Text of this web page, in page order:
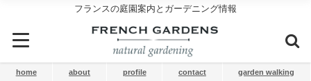
フランスの庭園案内とガーデニング情報
home about profile contact garden walking